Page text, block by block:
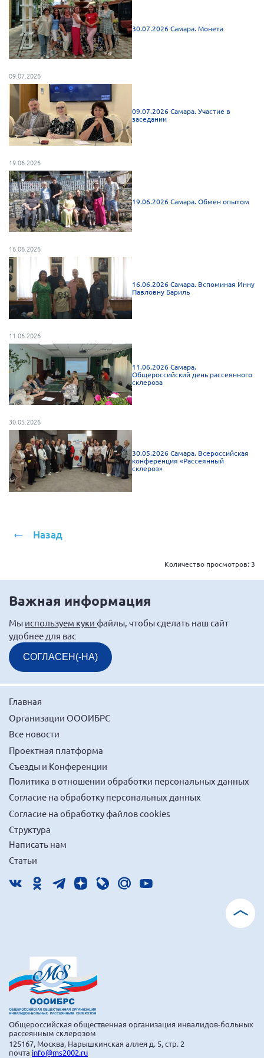
Брянская область
Владимирская область
Волгоградская область
Ивановская область
Калининградская область
Кемеровская область
Кировская область
Краснодарский край
Красноярский край
Липецкая область
Ленинградская область
Московская область
Мурманская область
Нижегородская область
Новгородская область
Новосибирская область
Омская область
Оренбургская область
Пензенская область
Республика Башкортостан
Республика Бурятия
Республика Карелия
Республика Калмыкия
Республика Хакасия
г. Севастополь
Самарская область ПРИЗМА
Самарская область СГОРС
Смоленская область
Ставропольский край
Сахалинская область
Челябинская область
Ярославская область
30.07.2026 Самара. Монета
09.07.2026
09.07.2026 Самара. Участие в
заседании
19.06.2026
19.06.2026 Самара. Обмен опытом
16.06.2026
16.06.2026 Самара. Вспоминая Инну
Павловну Бариль
11.06.2026
11.06.2026 Самара.
Общероссийский день рассеянного
склероза
30.05.2026
30.05.2026 Самара. Всероссийская
конференция «Рассеянный
склероз»
Назад
Количество просмотров: 3
Важная информация
Мы используем куки файлы, чтобы сделать наш сайт
удобнее для вас
СОГЛАСЕН(-НА)
Главная
Организации ОООИБРС
Все новости
Проектная платформа
Съезды и Конференции
Политика в отношении обработки персональных данных
Согласие на обработку персональных данных
Согласие на обработку файлов cookies
Структура
Написать нам
Статьи
Общероссийская общественная организация инвалидов-больных
рассеянным склерозом
125167, Москва, Нарышкинская аллея д. 5, стр. 2
почта info@ms2002.ru